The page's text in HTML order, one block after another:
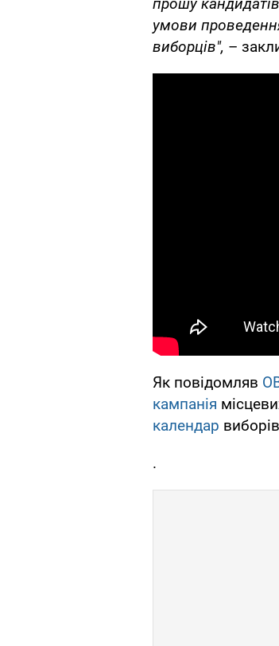
прошу
умови
виборців", –
Як повідомляв
кампанія
календар
.